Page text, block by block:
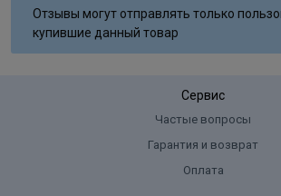
Отзывы могут отправлять только
купившие данный товар
Сервис
Частые вопросы
Гарантия и возврат
Оплата